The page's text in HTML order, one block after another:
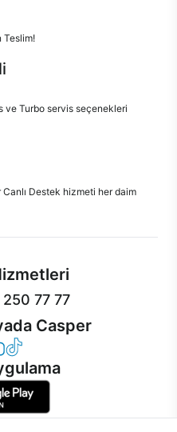
Teslim!
ve Turbo servis seçenekleri
Destek hizmeti her daim
77 77
Casper
LinkedIn
YouTube
Casper TikTok